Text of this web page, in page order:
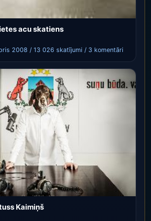
acu skatiens
2008 / 13 026 skatījumi / 3 komentāri
Kaimiņš